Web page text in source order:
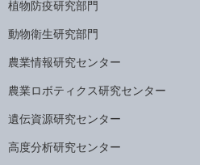
植物防疫研究部門
動物衛生研究部門
農業情報研究センター
農業ロボティクス研究センター
遺伝資源研究センター
高度分析研究センター